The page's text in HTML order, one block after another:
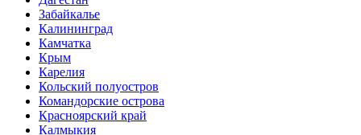
Забайкалье
Калининград
Камчатка
Крым
Карелия
Кольский полуостров
Командорские острова
Красноярский край
Калмыкия